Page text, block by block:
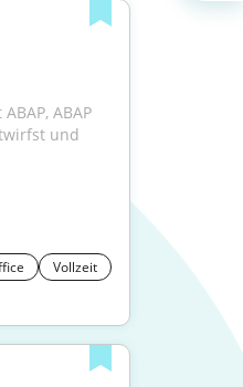
ABAP
und
Vollzeit